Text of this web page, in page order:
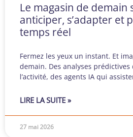
Le magasin de demain
anticiper, s’adapter et
temps réel
Fermez les yeux un instant. Et
demain. Des analyses prédictives
l’activité, des agents IA qui
LIRE LA SUITE »
27 mai 2026